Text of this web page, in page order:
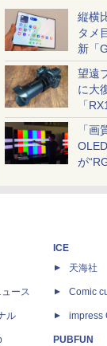
縦横
タメ
新「
望遠
に大
「
「
が
ース
ル
ICE
天海社
Comic
impress
PUBFUN